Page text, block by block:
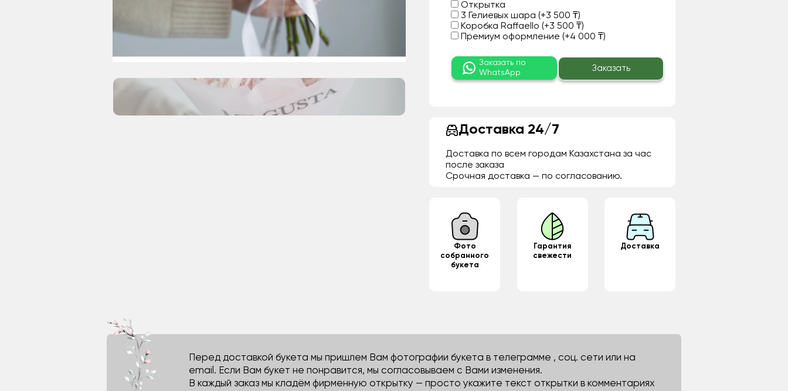
Открытка
3 Гелиевых шара (+3 500 ₸)
Коробка Raffaello (+3 500 ₸)
Премиум оформление (+4 000 ₸)
Заказать по
WhatsApp
Заказать
Доставка 24/7
Доставка по всем городам Казахстана за час
после заказа
Срочная доставка — по согласованию.
Фото
собранного
букета
Гарантия
свежести
Доставка
Перед доставкой букета мы пришлем Вам фотографии букета в телеграмме , соц. сети или на
email. Если Вам букет не понравится, мы согласовываем с Вами изменения.
В каждый заказ мы кладём фирменную открытку — просто укажите текст открытки в комментариях